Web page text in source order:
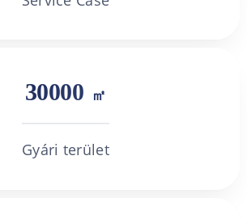
30000 ㎡
Gyári terület